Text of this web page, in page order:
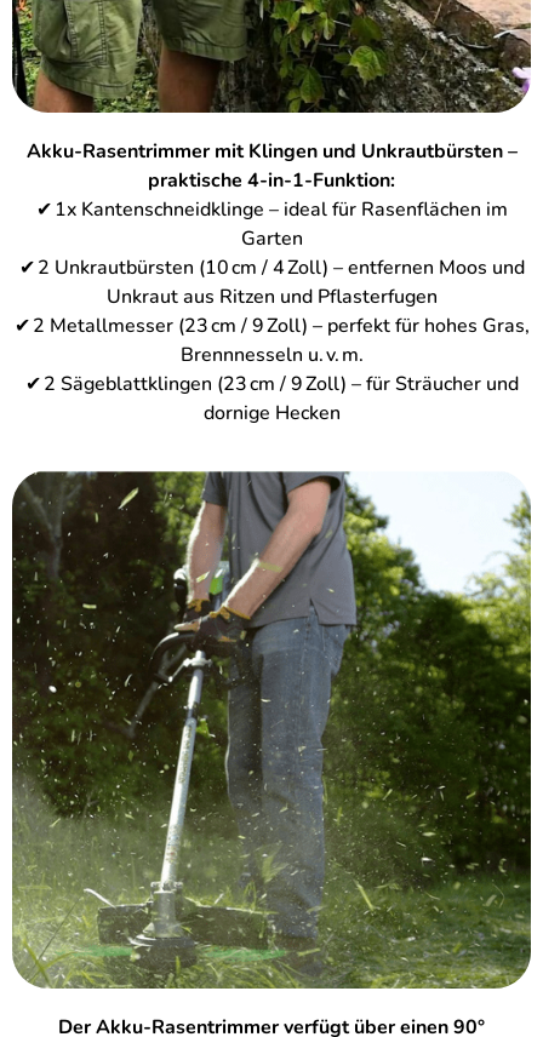
Akku-Rasentrimmer mit Klingen und Unkrautbürsten –
praktische 4-in-1-Funktion:
✔ 1x Kantenschneidklinge – ideal für Rasenflächen im
Garten
✔ 2 Unkrautbürsten (10 cm / 4 Zoll) – entfernen Moos und
Unkraut aus Ritzen und Pflasterfugen
✔ 2 Metallmesser (23 cm / 9 Zoll) – perfekt für hohes Gras,
Brennnesseln u. v. m.
✔ 2 Sägeblattklingen (23 cm / 9 Zoll) – für Sträucher und
dornige Hecken
Der Akku-Rasentrimmer verfügt über einen 90°